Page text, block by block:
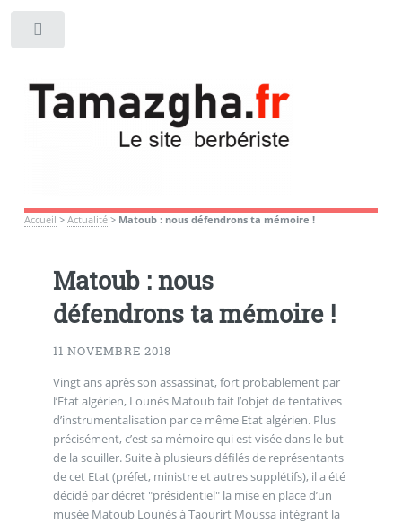
Accueil > Actualité> Matoub : nous défendrons ta mémoire !
Matoub : nous
défendrons ta mémoire !
11 NOVEMBRE 2018
Vingt ans après son assassinat, fort probablement par
l’Etat algérien, Lounès Matoub fait l’objet de tentatives
d’instrumentalisation par ce même Etat algérien. Plus
précisément, c’est sa mémoire qui est visée dans le but
de la souiller. Suite à plusieurs défilés de représentants
de cet Etat (préfet, ministre et autres supplétifs), il a été
décidé par décret "présidentiel" la mise en place d’un
musée Matoub Lounès à Taourirt Moussa intégrant la